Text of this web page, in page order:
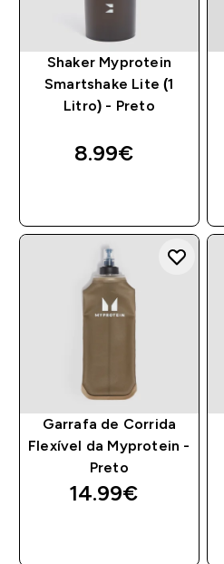
Shaker Myprotein
Smartshake Lite (1
Litro) - Preto
8.99€‎
Garrafa de Corrida
Flexível da Myprotein -
Preto
14.99€‎